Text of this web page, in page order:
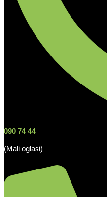
090 74 44
(Mali oglasi)